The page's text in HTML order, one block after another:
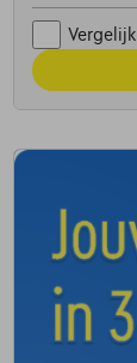
Vergelijk